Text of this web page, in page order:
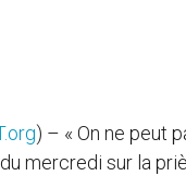
) – « On ne peut
mercredi sur la